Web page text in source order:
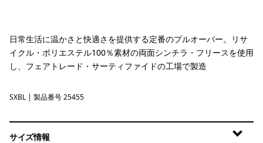
日常生活に温かさと快適さを提供する定番のプルオーバー。リサ
イクル・ポリエステル100％素材の両面シンチラ・フリースを使用
し、フェアトレード・サーティファイドの工場で製造
Saxifrage: Sunken Blue
SXBL | 製品番号 25455
サイズ情報